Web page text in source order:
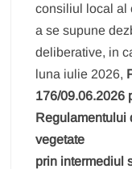
consiliul local al
a se supune
deliberative, in
luna iulie 2026,
176/09.06.2026
Regulamentului
vegetate
prin intermediul